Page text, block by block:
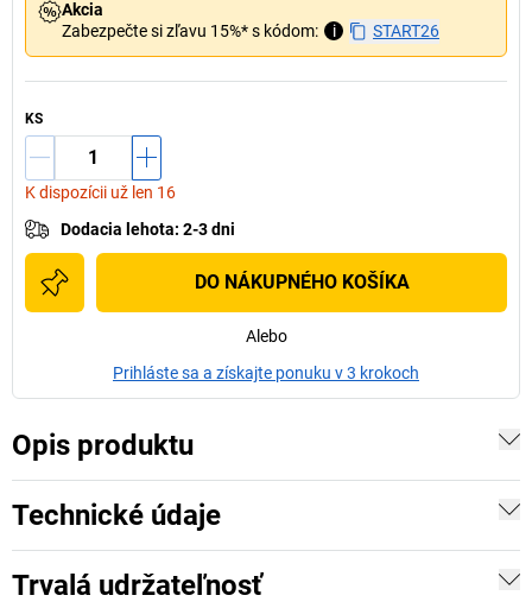
Akcia
Zabezpečte si zľavu 15%* s kódom:
i START26
KS
K dispozícii už len 16
Dodacia lehota: 2-3 dni
DO NÁKUPNÉHO KOŠÍKA
Alebo
Prihláste sa a získajte ponuku v 3 krokoch
Opis produktu
Technické údaje
Trvalá udržateľnosť